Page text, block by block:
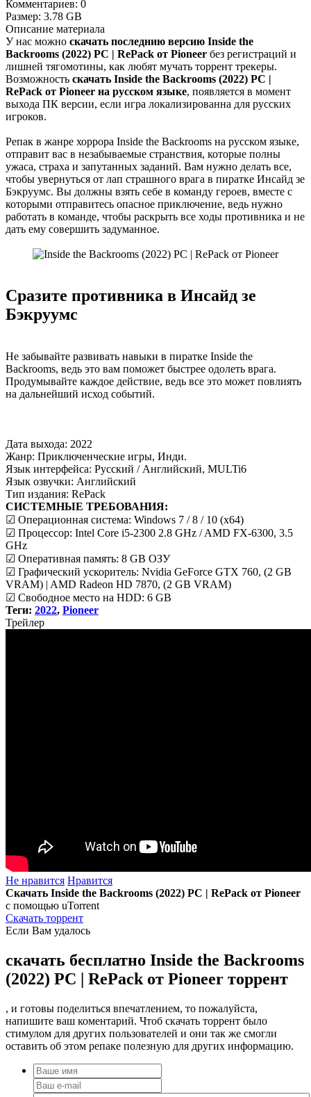
Комментариев: 0
Размер: 3.78 GB
Описание материала
У нас можно скачать последнию версию Inside the
Backrooms (2022) PC | RePack от Pioneer без регистраций и
лишней тягомотины, как любят мучать торрент трекеры.
Возможность скачать Inside the Backrooms (2022) PC |
RePack от Pioneer на русском языке, появляется в момент
выхода ПК версии, если игра локализированна для русских
игроков.
Репак в жанре хоррора Inside the Backrooms на русском языке,
отправит вас в незабываемые странствия, которые полны
ужаса, страха и запутанных заданий. Вам нужно делать все,
чтобы увернуться от лап страшного врага в пиратке Инсайд зе
Бэкруумс. Вы должны взять себе в команду героев, вместе с
которыми отправитесь опасное приключение, ведь нужно
работать в команде, чтобы раскрыть все ходы противника и не
дать ему совершить задуманное.
Сразите противника в Инсайд зе
Бэкруумс
Не забывайте развивать навыки в пиратке Inside the
Backrooms, ведь это вам поможет быстрее одолеть врага.
Продумывайте каждое действие, ведь все это может повлиять
на дальнейший исход событий.
Дата выхода: 2022
Жанр: Приключенческие игры, Инди.
Язык интерфейса: Русский / Английский, MULTi6
Язык озвучки: Английский
Тип издания: RePack
СИСТЕМНЫЕ ТРЕБОВАНИЯ:
☑ Операционная система: Windows 7 / 8 / 10 (x64)
☑ Процессор: Intel Core i5-2300 2.8 GHz / AMD FX-6300, 3.5
GHz
☑ Оперативная память: 8 GB ОЗУ
☑ Графический ускоритель: Nvidia GeForce GTX 760, (2 GB
VRAM) | AMD Radeon HD 7870, (2 GB VRAM)
☑ Свободное место на HDD: 6 GB
Теги: 2022, Pioneer
Трейлер
Не нравится Нравится
Скачать Inside the Backrooms (2022) PC | RePack от Pioneer
с помощью uTorrent
Скачать торрент
Если Вам удалось
скачать бесплатно Inside the Backrooms
(2022) PC | RePack от Pioneer торрент
, и готовы поделиться впечатлением, то пожалуйста,
напишите ваш коментарий. Чтоб скачать торрент было
стимулом для других пользователей и они так же смогли
оставить об этом репаке полезную для других информацию.